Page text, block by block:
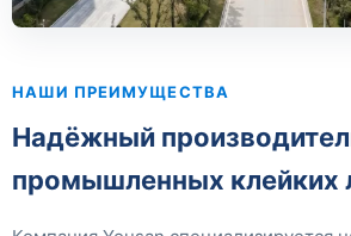
НАШИ ПРЕИМУЩЕСТВА
Надёжный
промышленных клейких